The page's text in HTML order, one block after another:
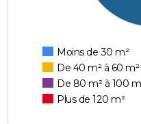
Moins de 30 m²
De 40 m² à 60 m²
De 80 m² à 100
Plus de 120 m²